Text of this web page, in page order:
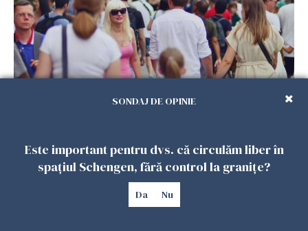
bani acasă, dar 7 din 10 exclud revenirea în
SONDAJ DE OPINIE
Este important pentru dvs. că circulăm liber în
spațiul Schengen, fără control la granițe?
Da Nu